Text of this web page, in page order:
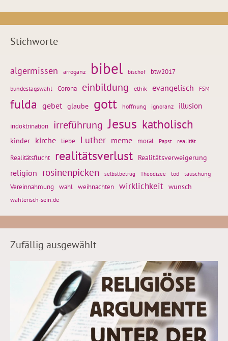
Stichworte
algermissen arroganz bibel bischof btw2017
bundestagswahl Corona einbildung ethik evangelisch FSM
fulda gebet glaube gott hoffnung ignoranz illusion
indoktrination irreführung Jesus katholisch
kinder kirche liebe Luther meme moral Papst realität
Realitätsflucht realitätsverlust Realitätsverweigerung
religion rosinenpicken selbstbetrug Theodizee tod täuschung
Vereinnahmung wahl weihnachten wirklichkeit wunsch
wählerisch-sein.de
Zufällig ausgewählt